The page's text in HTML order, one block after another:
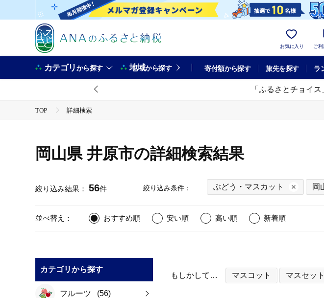
お気に入り ご利
カテゴリから探す 地域から探す 寄付額から探す 旅先を探す ラ
「ふるさとチョイ
TOP 詳細検索
岡山県 井原市の詳細検索結果
絞り込み結果： 56件 絞り込み条件： ぶどう・マスカット 岡
並べ替え： おすすめ順 安い順 高い順 新着順
カテゴリから探す
フルーツ (56)
もしかして… マスコット マスセット